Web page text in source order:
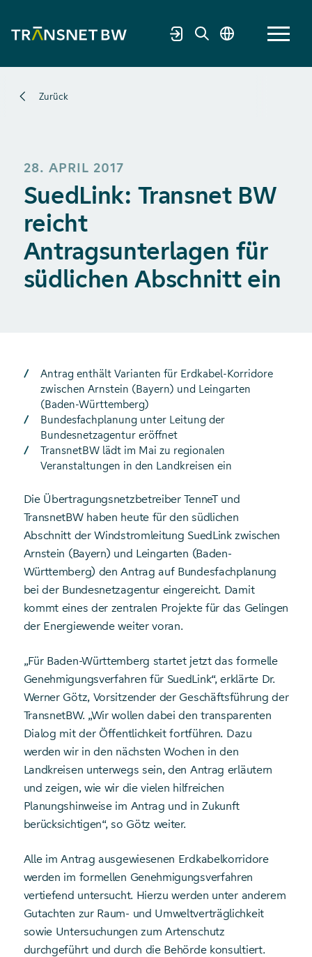
Zurück
28. APRIL 2017
SuedLink: Transnet BW
reicht
Antragsunterlagen für
südlichen Abschnitt ein
Antrag enthält Varianten für Erdkabel-Korridore
zwischen Arnstein (Bayern) und Leingarten
(Baden-Württemberg)
Bundesfachplanung unter Leitung der
Bundesnetzagentur eröffnet
TransnetBW lädt im Mai zu regionalen
Veranstaltungen in den Landkreisen ein
Die Übertragungsnetzbetreiber TenneT und
TransnetBW haben heute für den südlichen
Abschnitt der Windstromleitung SuedLink zwischen
Arnstein (Bayern) und Leingarten (Baden-
Württemberg) den Antrag auf Bundesfachplanung
bei der Bundesnetzagentur eingereicht. Damit
kommt eines der zentralen Projekte für das Gelingen
der Energiewende weiter voran.
„Für Baden-Württemberg startet jetzt das formelle
Genehmigungsverfahren für SuedLink“, erklärte Dr.
Werner Götz, Vorsitzender der Geschäftsführung der
TransnetBW. „Wir wollen dabei den transparenten
Dialog mit der Öffentlichkeit fortführen. Dazu
werden wir in den nächsten Wochen in den
Landkreisen unterwegs sein, den Antrag erläutern
und zeigen, wie wir die vielen hilfreichen
Planungshinweise im Antrag und in Zukunft
berücksichtigen“, so Götz weiter.
Alle im Antrag ausgewiesenen Erdkabelkorridore
werden im formellen Genehmigungsverfahren
vertiefend untersucht. Hierzu werden unter anderem
Gutachten zur Raum- und Umweltverträglichkeit
sowie Untersuchungen zum Artenschutz
durchgeführt und durch die Behörde konsultiert.